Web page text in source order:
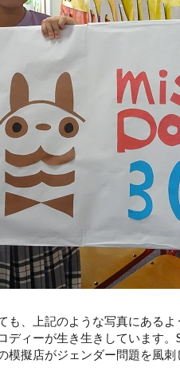
も、上記のような写真にある
ディーが生き生きしています
模擬店がジェンダー問題を風刺